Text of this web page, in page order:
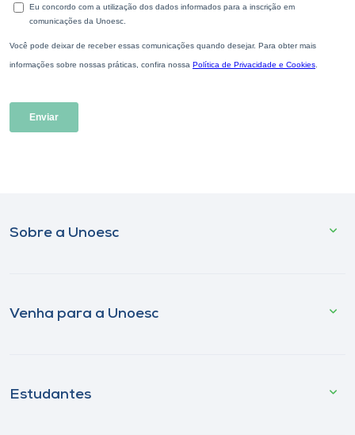
Sobre a Unoesc
Venha para a Unoesc
Estudantes